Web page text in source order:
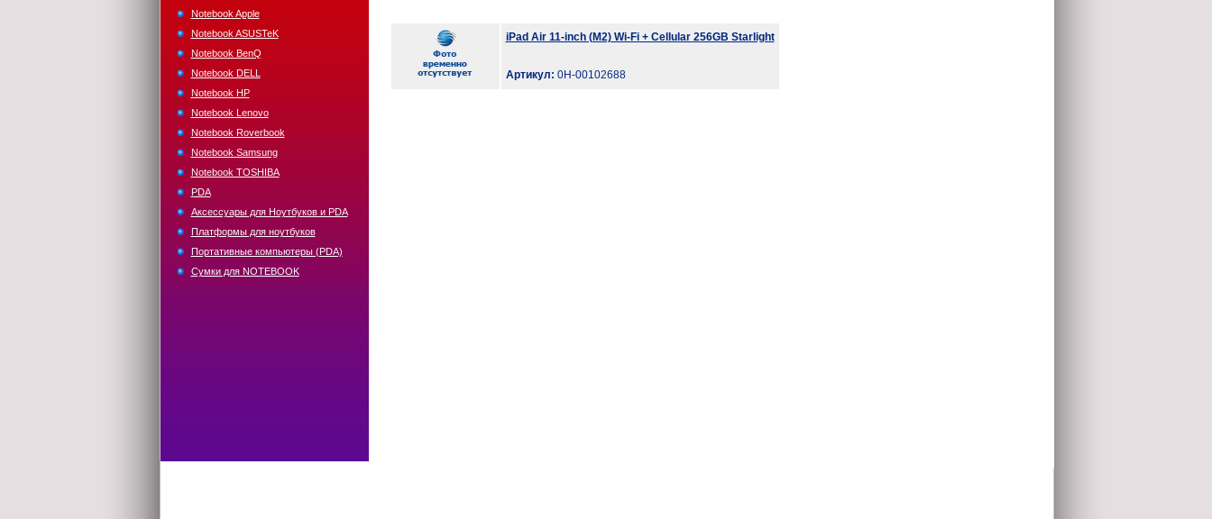
iPad Air 11-inch (M2) Wi-Fi + Cellular 256GB Starlight
Артикул: 0Н-00102688
Notebook Apple
Notebook ASUSTeK
Notebook BenQ
Notebook DELL
Notebook HP
Notebook Lenovo
Notebook Roverbook
Notebook Samsung
Notebook TOSHIBA
PDA
Аксессуары для Ноутбуков и PDA
Платформы для ноутбуков
Портативные компьютеры (PDA)
Сумки для NOTEBOOK